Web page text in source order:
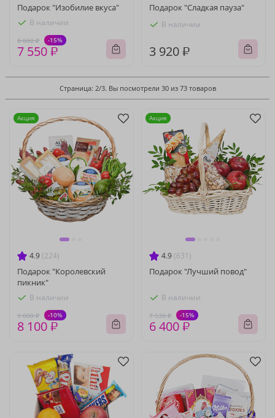
Подарок "Изобилие вкуса"
В наличии
8 880 ₽ -15%
7 550 ₽
Подарок "Сладкая пауза"
В наличии
3 920 ₽
Страница: 2/3. Вы посмотрели 30 из 73 товаров
4.9 (224)
Подарок "Королевский
пикник"
В наличии
9 000 ₽ -10%
8 100 ₽
Акция
4.9 (631)
Подарок "Лучший повод"
В наличии
7 530 ₽ -15%
6 400 ₽
Акция